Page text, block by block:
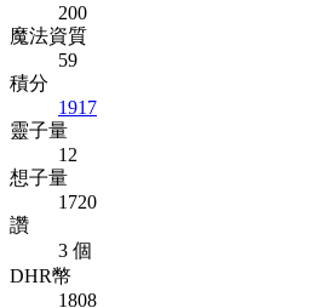
200
魔法資質
59
積分
1917
靈子量
12
想子量
1720
讚
3 個
DHR幣
1808